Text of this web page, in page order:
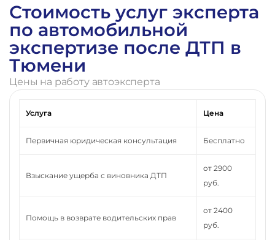
Стоимость услуг эксперта
по автомобильной
экспертизе после ДТП в
Тюмени
Цены на работу автоэксперта
Услуга Цена
Первичная юридическая консультация Бесплатно
Взыскание ущерба с виновника ДТП
от 2900
руб.
Помощь в возврате водительских прав
от 2400
руб.